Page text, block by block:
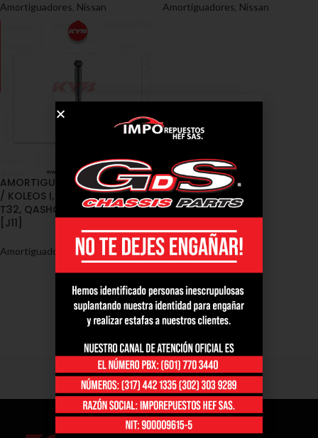
Amortiguadores Nissan Amortiguadores Nissan
AMORTIGUADORES / RENAULT
/ KOLEOS I, NISSAN X-TRAIL T31,
T32, QASHQAI, QASHQAI +2
[J11]
Amortiguadores Renault